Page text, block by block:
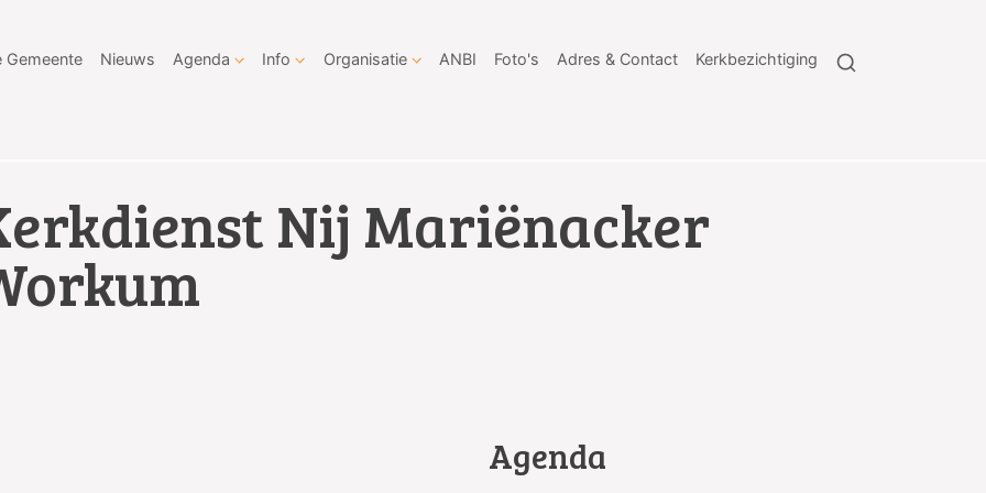
Gemeente Nieuws Agenda Info Organisatie ANBI Foto's Adres & Contact Kerkbezichtiging
Nij Mariënacker
Agenda